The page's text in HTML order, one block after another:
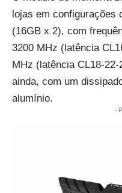
lojas em configurações
(16GB x 2), com
3200 MHz (latência
MHz (latência CL18-
ainda, com um
alumínio.
-